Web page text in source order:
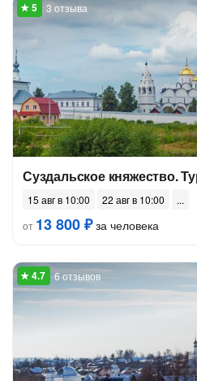
3 отзыва
Суздальское княжество.
15 авг в 10:00
22 авг в 10:00
от 13 800 ₽за человека
6 отзывов